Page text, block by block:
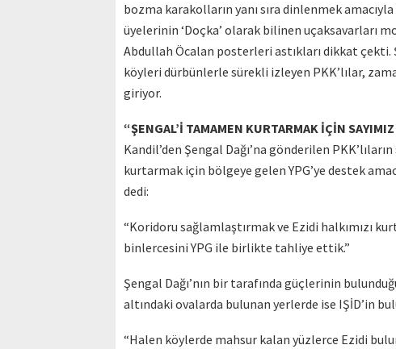
bozma karakolların yanı sıra dinlenmek
üyelerinin ‘Doçka’ olarak bilinen uçaksavarları
Abdullah Öcalan posterleri astıkları dikkat çekti.
köyleri dürbünlerle sürekli izleyen PKK’lılar,
giriyor.
“ŞENGAL’İ TAMAMEN KURTARMAK İÇİN
Kandil’den Şengal Dağı’na gönderilen
kurtarmak için bölgeye gelen YPG’ye destek
dedi:
“Koridoru sağlamlaştırmak ve Ezidi halkımızı
binlercesini YPG ile birlikte tahliye ettik.”
Şengal Dağı’nın bir tarafında güçlerinin
altındaki ovalarda bulunan yerlerde ise IŞİD’in
“Halen köylerde mahsur kalan yüzlerce Ezidi